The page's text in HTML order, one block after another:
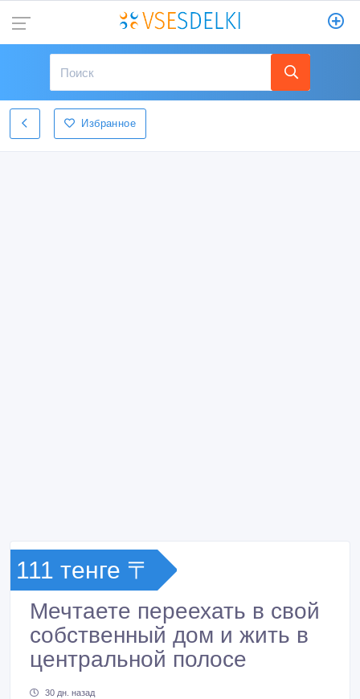
Избранное
111 тенге 〒
Мечтаете переехать в свой
собственный дом и жить в
центральной полосе
30 дн. назад